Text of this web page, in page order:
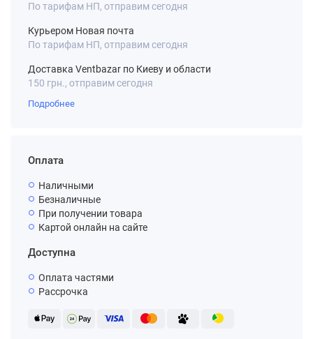
По тарифам НП, отправим сегодня
Курьером Новая почта
По тарифам НП, отправим сегодня
Доставка Ventbazar по Киеву и области
150 грн., отправим сегодня
Подробнее
Оплата
Наличными
Безналичные
При получении товара
Картой онлайн на сайте
Доступна
Оплата частями
Рассрочка